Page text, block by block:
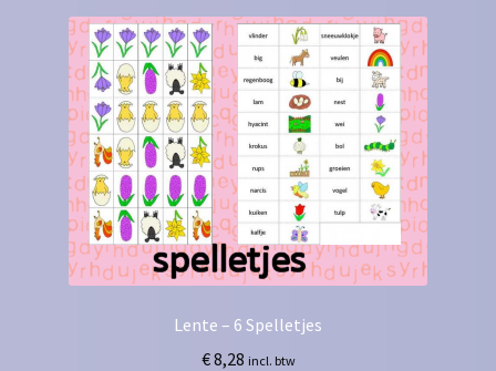
Lente – 6 Spelletjes
€8,28 incl. btw